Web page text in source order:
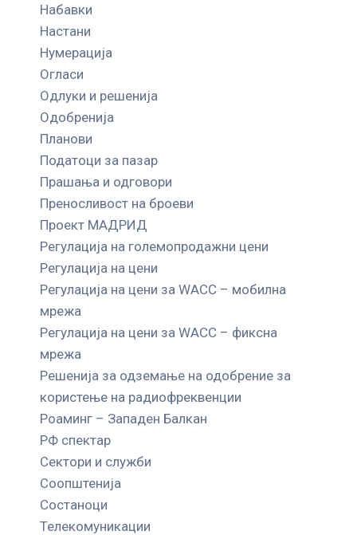
Набавки
Настани
Нумерација
Огласи
Одлуки и решенија
Одобренија
Планови
Податоци за пазар
Прашања и одговори
Преносливост на броеви
Проект МАДРИД
Регулација на големопродажни цени
Регулација на цени
Регулација на цени за WACC – мобилна
мрежа
Регулација на цени за WACC – фиксна
мрежа
Решенија за одземање на одобрение за
користење на радиофреквенции
Роаминг – Западен Балкан
РФ спектар
Сектори и служби
Соопштенија
Состаноци
Телекомуникации